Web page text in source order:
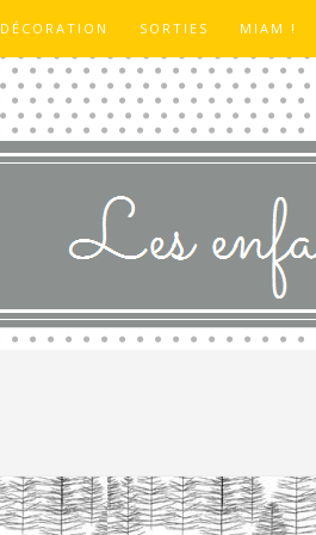
DÉCORATION SORTIES MIAM !